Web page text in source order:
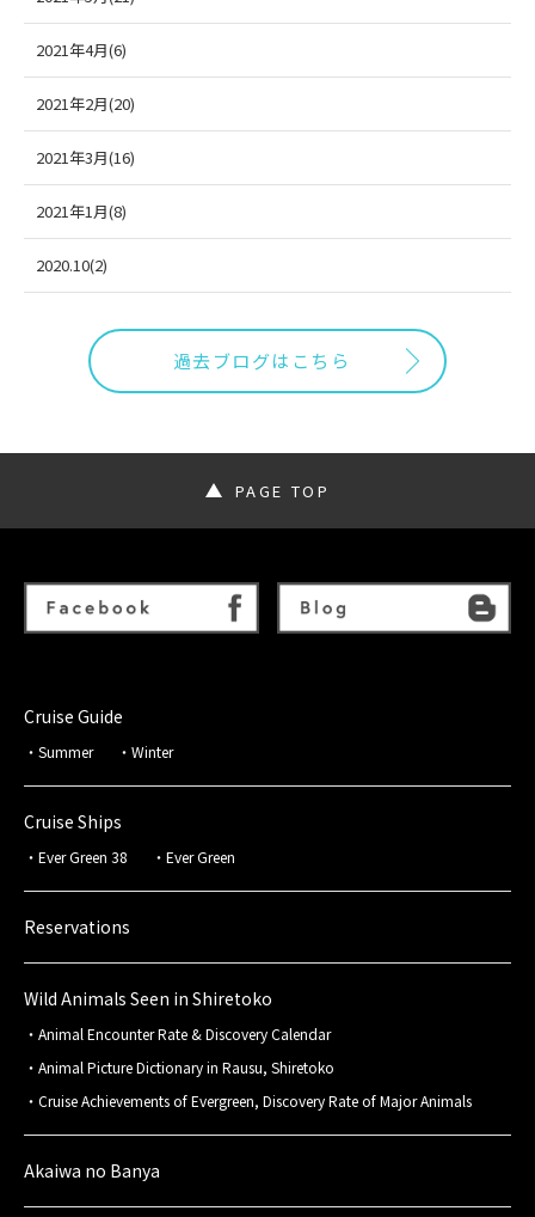
2021年4月(6)
2021年2月(20)
2021年3月(16)
2021年1月(8)
2020.10(2)
過去ブログはこちら
PAGE TOP
Cruise Guide
Summer Winter
Cruise Ships
Ever Green 38 Ever Green
Reservations
Wild Animals Seen in Shiretoko
Animal Encounter Rate & Discovery Calendar
Animal Picture Dictionary in Rausu, Shiretoko
Cruise Achievements of Evergreen, Discovery Rate of Major Animals
Akaiwa no Banya